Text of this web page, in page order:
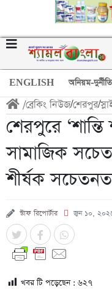
ENGLISH অনিয়ম-দুর্নীতি
/ব্রেকিং নিউজ/শেরপুর/
শেরপুরে
সামাজিক
শীর্ষক
স্টাফ রিপোর্টার জুন ১০,
খবর টি পড়েছেন : ৬২৭